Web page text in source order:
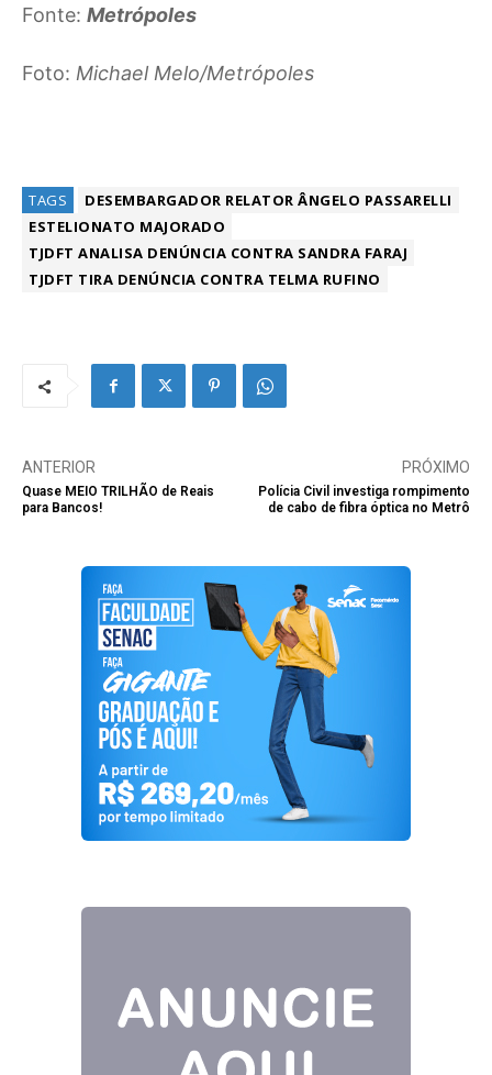
Fonte: Metrópoles
Foto: Michael Melo/Metrópoles
TAGS
DESEMBARGADOR RELATOR ÂNGELO PASSARELLI
ESTELIONATO MAJORADO
TJDFT ANALISA DENÚNCIA CONTRA SANDRA FARAJ
TJDFT TIRA DENÚNCIA CONTRA TELMA RUFINO
ANTERIOR
Quase MEIO TRILHÃO de Reais
para Bancos!
PRÓXIMO
Polícia Civil investiga rompimento
de cabo de fibra óptica no Metrô